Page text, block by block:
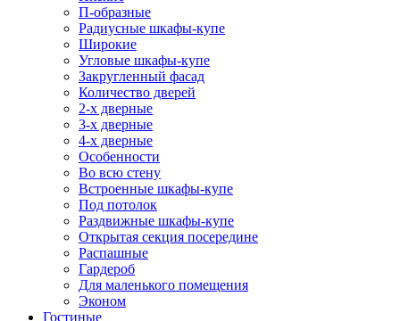
П-образные
Радиусные шкафы-купе
Широкие
Угловые шкафы-купе
Закругленный фасад
Количество дверей
2-х дверные
3-х дверные
4-х дверные
Особенности
Во всю стену
Встроенные шкафы-купе
Под потолок
Раздвижные шкафы-купе
Открытая секция посередине
Распашные
Гардероб
Для маленького помещения
Эконом
Гостиные